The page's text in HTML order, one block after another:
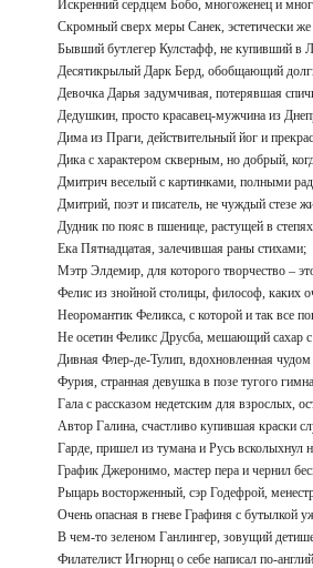
Искренний сердцем Бобо, многоженец и
Скромный сверх меры Санек, эстетически
Бывший бутлегер Кулстафф, не купивший в
Десятикрылый Дарк Берд, обобщающий
Девочка Дарья задумчивая, потерявшая
Дедушкин, просто красавец-мужчина из
Дима из Праги, действительный йог и
Дика с характером скверным, но добрый,
Дмитрич веселый с картинками, полными
Дмитрий, поэт и писатель, не чуждый стезе
Дудник по пояс в пшенице, растущей в
Ека Пятнадцатая, залечившая раны стихами;
Мэтр Элдемир, для которого творчество –
Фелис из знойной столицы, философ, каких
Неоромантик Феликса, с которой и так все
Не осетин Феликс Друсба, мешающий
Дивная Флер-де-Тулип, вдохновленная
Фурия, странная девушка в позе тугого
Гала с рассказом недетским для взрослых,
Автор Галина, счастливо купившая краски
Гарде, пришел из тумана и Русь всколыхнул
График Джеронимо, мастер пера и чернил
Рыцарь восторженный, сэр Годефрой,
Очень опасная в гневе Графиня с бутылкой
В чем-то зеленом Ганлингер, зовущий
Филателист Игнорнц о себе написал по-